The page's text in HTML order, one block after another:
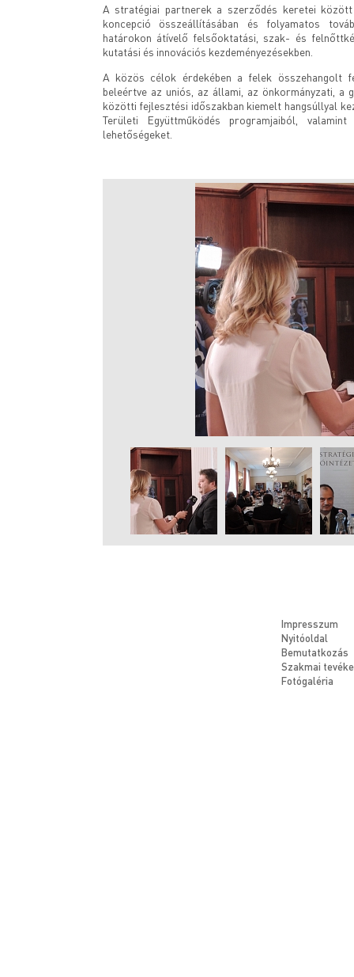
A stratégiai partnerek a szerződés keretei
koncepció összeállításában és folyamatos
határokon átívelő felsőoktatási, szak- és
kutatási és innovációs kezdeményezésekben.
A közös célok érdekében a felek összehangolt
beleértve az uniós, az állami, az önkormányzati, a
közötti fejlesztési időszakban kiemelt hangsúllyal
Területi Együttműködés programjaiból,
lehetőségeket.
Impresszum
Nyitóoldal
Bemutatkozás
Szakmai
Fotógaléria